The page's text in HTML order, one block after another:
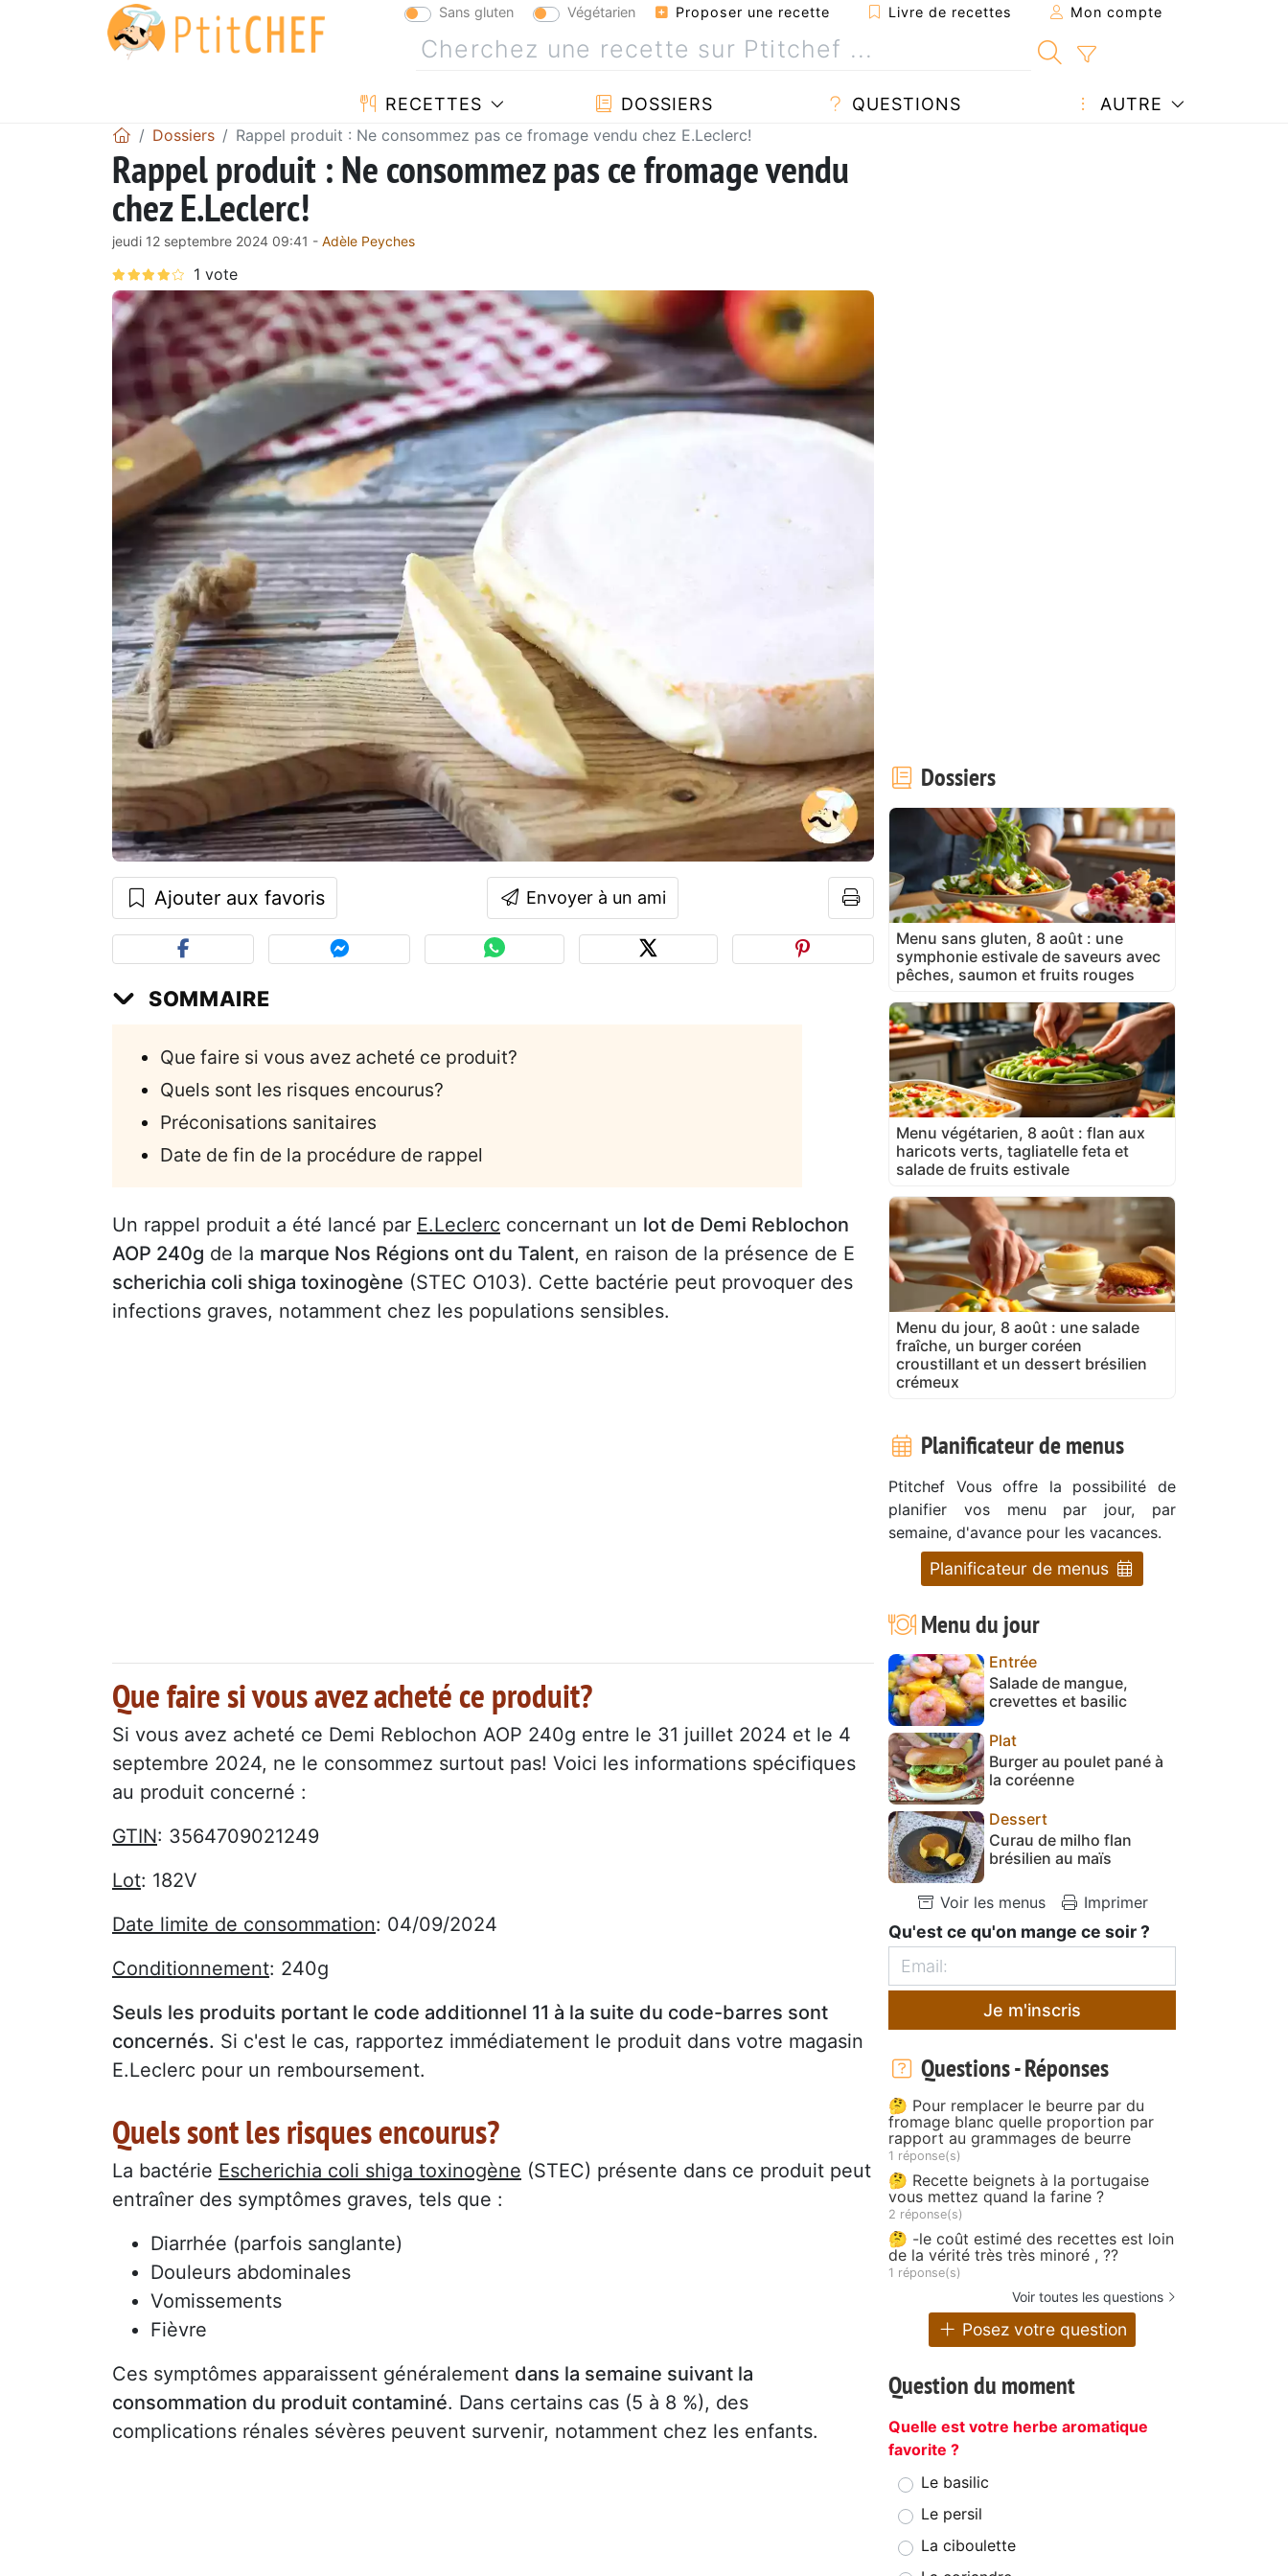
Sans gluten Végétarien Proposer une recette Livre de recettes Mon compte
RECETTES DOSSIERS QUESTIONS AUTRE
Dossiers Rappel produit : Ne consommez pas ce fromage vendu chez E.Leclerc!
Rappel produit : Ne consommez pas ce fromage vendu
chez E.Leclerc!
jeudi 12 septembre 2024 09:41 - Adèle Peyches
Ajouter aux favoris Envoyer à un ami
SOMMAIRE
Que faire si vous avez acheté ce produit?
Quels sont les risques encourus?
Préconisations sanitaires
Date de fin de la procédure de rappel
Un rappel produit a été lancé par E.Leclerc concernant un lot de Demi Reblochon
AOP 240g de la marque Nos Régions ont du Talent, en raison de la présence de E
scherichia coli shiga toxinogène (STEC O103). Cette bactérie peut provoquer des
infections graves, notamment chez les populations sensibles.
Que faire si vous avez acheté ce produit?
Si vous avez acheté ce Demi Reblochon AOP 240g entre le 31 juillet 2024 et le 4
septembre 2024, ne le consommez surtout pas! Voici les informations spécifiques
au produit concerné :
GTIN: 3564709021249
Lot: 182V
Date limite de consommation: 04/09/2024
Conditionnement: 240g
Seuls les produits portant le code additionnel 11 à la suite du code-barres sont
concernés. Si c'est le cas, rapportez immédiatement le produit dans votre magasin
E.Leclerc pour un remboursement.
Quels sont les risques encourus?
La bactérie Escherichia coli shiga toxinogène (STEC) présente dans ce produit peut
entraîner des symptômes graves, tels que :
Diarrhée (parfois sanglante)
Douleurs abdominales
Vomissements
Fièvre
Ces symptômes apparaissent généralement dans la semaine suivant la
consommation du produit contaminé. Dans certains cas (5 à 8 %), des
complications rénales sévères peuvent survenir, notamment chez les enfants.
Dossiers
Menu sans gluten, 8 août : une
symphonie estivale de saveurs avec
pêches, saumon et fruits rouges
Menu végétarien, 8 août : flan aux
haricots verts, tagliatelle feta et
salade de fruits estivale
Menu du jour, 8 août : une salade
fraîche, un burger coréen
croustillant et un dessert brésilien
crémeux
Planificateur de menus
Ptitchef Vous offre la possibilité de
planifier vos menu par jour, par
semaine, d'avance pour les vacances.
Planificateur de menus
Menu du jour
Entrée
Salade de mangue,
crevettes et basilic
Plat
Burger au poulet pané à
la coréenne
Dessert
Curau de milho flan
brésilien au maïs
Voir les menus Imprimer
Qu'est ce qu'on mange ce soir ?
Je m'inscris
Questions - Réponses
🤔 Pour remplacer le beurre par du
fromage blanc quelle proportion par
rapport au grammages de beurre
1 réponse(s)
🤔 Recette beignets à la portugaise
vous mettez quand la farine ?
2 réponse(s)
🤔 -le coût estimé des recettes est loin
de la vérité très très minoré , ??
1 réponse(s)
Voir toutes les questions
Posez votre question
Question du moment
Quelle est votre herbe aromatique
favorite ?
Le basilic
Le persil
La ciboulette